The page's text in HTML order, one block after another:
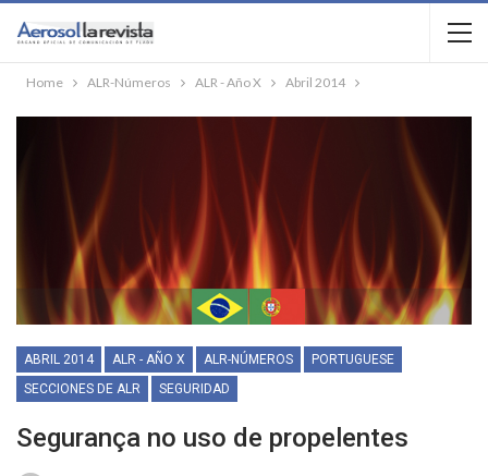
Home ALR-Números ALR - Año X Abril 2014
ABRIL 2014 ALR - AÑO X ALR-NÚMEROS
PORTUGUESE
SECCIONES DE ALR
SEGURIDAD
Segurança no uso de propelentes